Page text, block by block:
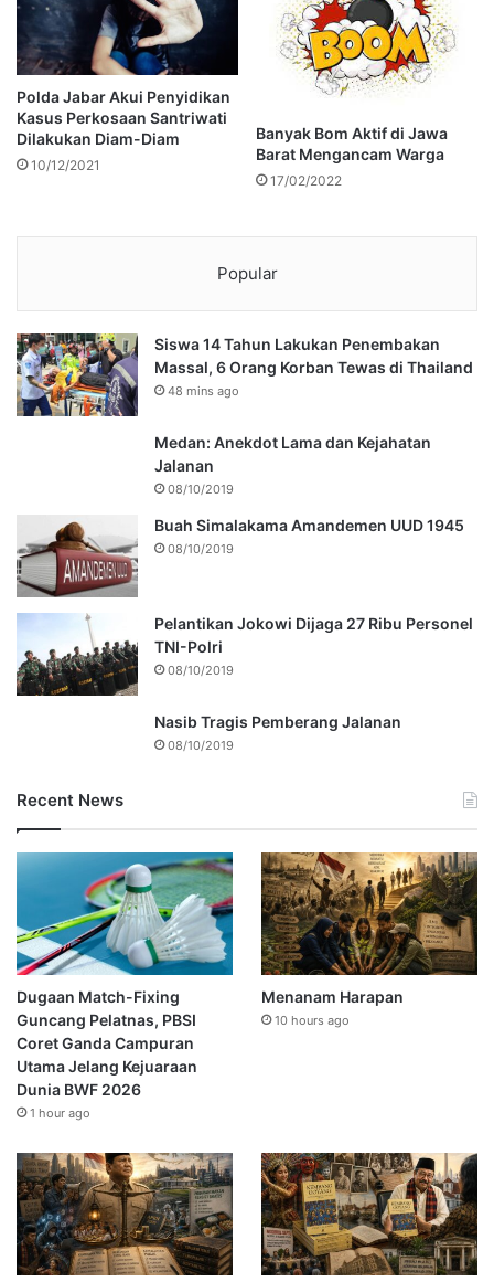
Polda Jabar Akui Penyidikan
Kasus Perkosaan Santriwati
Dilakukan Diam-Diam
10/12/2021
Banyak Bom Aktif di Jawa
Barat Mengancam Warga
17/02/2022
Popular
Siswa 14 Tahun Lakukan Penembakan
Massal, 6 Orang Korban Tewas di Thailand
48 mins ago
Medan: Anekdot Lama dan Kejahatan
Jalanan
08/10/2019
Buah Simalakama Amandemen UUD 1945
08/10/2019
Pelantikan Jokowi Dijaga 27 Ribu Personel
TNI-Polri
08/10/2019
Nasib Tragis Pemberang Jalanan
08/10/2019
Recent News
Dugaan Match-Fixing
Guncang Pelatnas, PBSI
Coret Ganda Campuran
Utama Jelang Kejuaraan
Dunia BWF 2026
1 hour ago
Menanam Harapan
10 hours ago